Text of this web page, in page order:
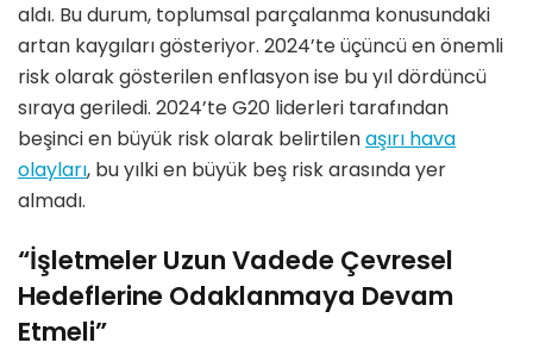
aldı. Bu durum, toplumsal parçalanma konusundaki
artan kaygıları gösteriyor. 2024’te üçüncü en önemli
risk olarak gösterilen enflasyon ise bu yıl dördüncü
sıraya geriledi. 2024’te G20 liderleri tarafından
beşinci en büyük risk olarak belirtilenaşırı hava
olayları, bu yılki en büyük beş risk arasında yer
almadı.
“İşletmeler Uzun Vadede Çevresel
Hedeflerine Odaklanmaya Devam
Etmeli”